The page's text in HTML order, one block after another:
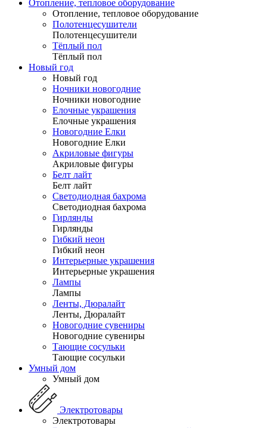
Отопление, тепловое оборудование
Отопление, тепловое оборудование
Полотенцесушители
Полотенцесушители
Тёплый пол
Тёплый пол
Новый год
Новый год
Ночники новогодние
Ночники новогодние
Елочные украшения
Елочные украшения
Новогодние Елки
Новогодние Елки
Акриловые фигуры
Акриловые фигуры
Белт лайт
Белт лайт
Светодиодная бахрома
Светодиодная бахрома
Гирлянды
Гирлянды
Гибкий неон
Гибкий неон
Интерьерные украшения
Интерьерные украшения
Лампы
Лампы
Ленты, Дюралайт
Ленты, Дюралайт
Новогодние сувениры
Новогодние сувениры
Тающие сосульки
Тающие сосульки
Умный дом
Умный дом
Электротовары
Электротовары